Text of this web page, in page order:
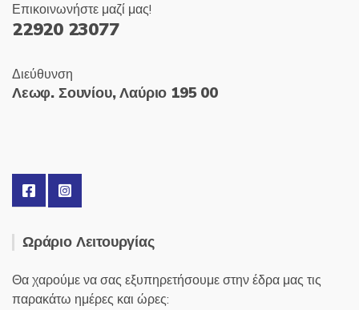
Επικοινωνήστε μαζί μας!
22920 23077
Διεύθυνση
Λεωφ. Σουνίου, Λαύριο 195 00
Ωράριο Λειτουργίας
Θα χαρούμε να σας εξυπηρετήσουμε στην έδρα μας τις
παρακάτω ημέρες και ώρες: